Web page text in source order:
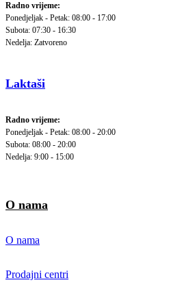
Radno vrijeme:
Ponedjeljak - Petak: 08:00 - 17:00
Subota: 07:30 - 16:30
Nedelja: Zatvoreno
Laktaši
Radno vrijeme:
Ponedjeljak - Petak: 08:00 - 20:00
Subota: 08:00 - 20:00
Nedelja: 9:00 - 15:00
O nama
O nama
Prodajni centri